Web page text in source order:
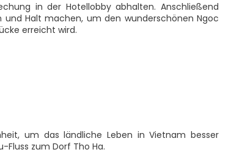
in der Hotellobby abhalten. Anschließend
Halt machen, um den wunderschönen Ngoc
erreicht wird.
um das ländliche Leben in Vietnam besser
zum Dorf Tho Ha.